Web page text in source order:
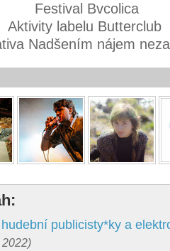
Festival Bvcolica
Aktivity labelu Butterclub
Nadšením nájem
publicisty*ky a
2022)